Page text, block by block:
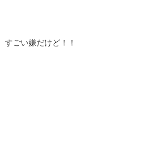
すごい嫌だけど！！